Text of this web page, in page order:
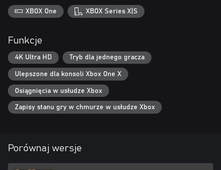
XBOX One XBOX Series X|S
Funkcje
4K Ultra HD Tryb dla jednego gracza
Ulepszone dla konsoli Xbox One X
Osiągnięcia w usłudze Xbox
Zapisy stanu gry w chmurze w usłudze Xbox
Porównaj wersje